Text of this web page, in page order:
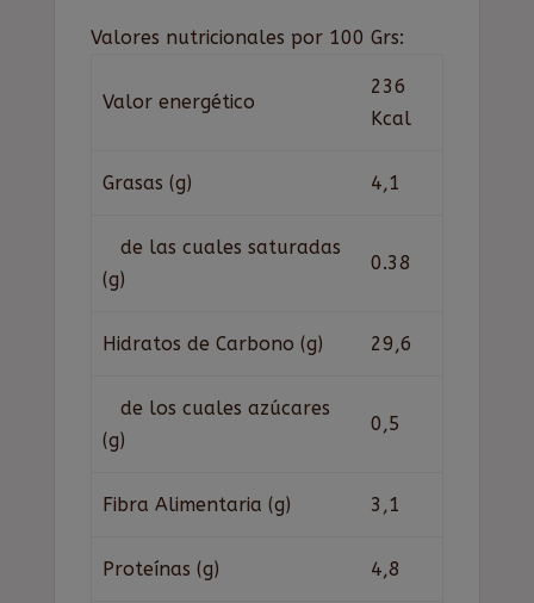
Valores nutricionales por 100 Grs:
Valor energético
236
Kcal
Grasas (g) 4,1
de las cuales saturadas
(g)
0.38
Hidratos de Carbono (g) 29,6
de los cuales azúcares
(g)
0,5
Fibra Alimentaria (g) 3,1
Proteínas (g) 4,8